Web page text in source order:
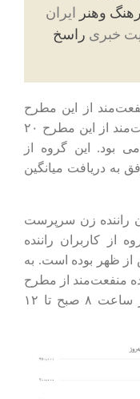
وهنر ایران
خبری راسخ
از این مطرح
۴۴ سال می بود. جوان‌ترین راننده منفعت‌مند از این مطرح ۲۰
فرد نیز ۷۲ ساله می بود. این گروه از
به دریافت میانگین
راننده زن سرپرست
از کاربران راننده
از ظهر بوده است. به
منفعت‌مند از مطرح
«چرخ زندگی به دست تو می‌چرخه» از ساعت ۸ صبح تا ۱۲